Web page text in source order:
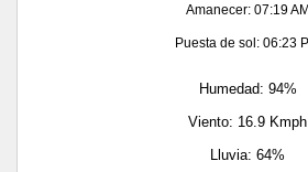
Amanecer: 07:19 AM
Puesta de sol: 06:23
Humedad: 94%
Viento: 16.9 Kmph
Lluvia: 64%